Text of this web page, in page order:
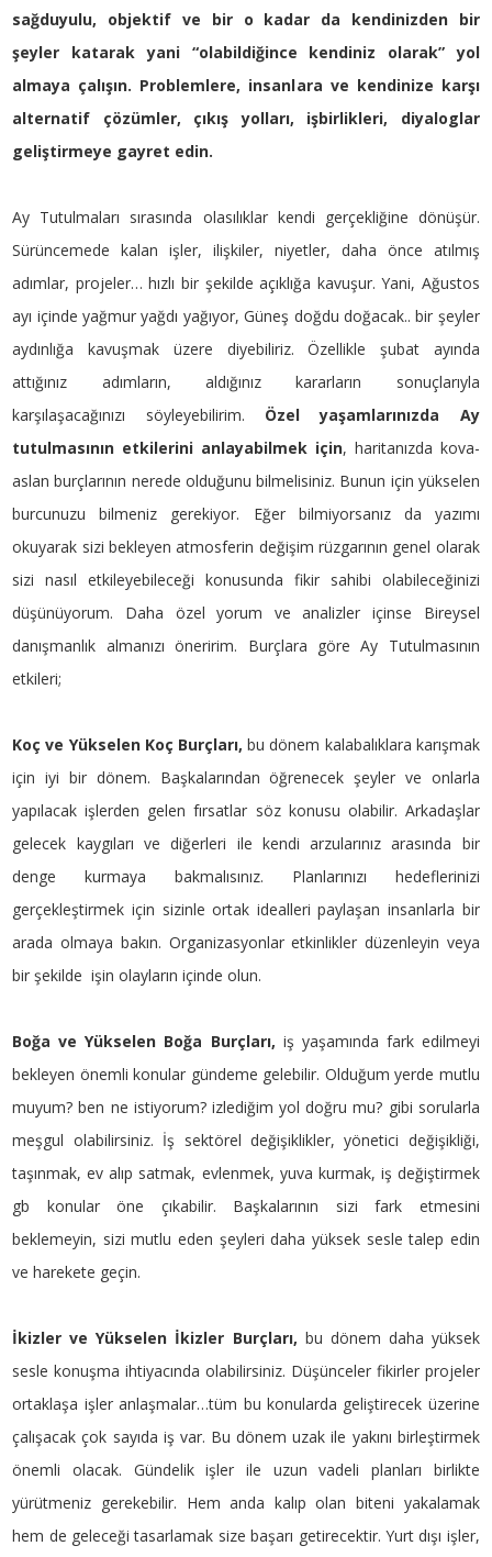
sağduyulu, objektif ve bir o kadar da kendinizden bir
şeyler katarak yani “olabildiğince kendiniz olarak” yol
almaya çalışın. Problemlere, insanlara ve kendinize karşı
alternatif çözümler, çıkış yolları, işbirlikleri, diyaloglar
geliştirmeye gayret edin.
Ay Tutulmaları sırasında olasılıklar kendi gerçekliğine dönüşür.
Sürüncemede kalan işler, ilişkiler, niyetler, daha önce atılmış
adımlar, projeler… hızlı bir şekilde açıklığa kavuşur. Yani, Ağustos
ayı içinde yağmur yağdı yağıyor, Güneş doğdu doğacak.. bir şeyler
aydınlığa kavuşmak üzere diyebiliriz. Özellikle şubat ayında
attığınız adımların, aldığınız kararların sonuçlarıyla
karşılaşacağınızı söyleyebilirim. Özel yaşamlarınızda Ay
tutulmasının etkilerini anlayabilmek için, haritanızda kova-
aslan burçlarının nerede olduğunu bilmelisiniz. Bunun için yükselen
burcunuzu bilmeniz gerekiyor. Eğer bilmiyorsanız da yazımı
okuyarak sizi bekleyen atmosferin değişim rüzgarının genel olarak
sizi nasıl etkileyebileceği konusunda fikir sahibi olabileceğinizi
düşünüyorum. Daha özel yorum ve analizler içinse Bireysel
danışmanlık almanızı öneririm. Burçlara göre Ay Tutulmasının
etkileri;
Koç ve Yükselen Koç Burçları, bu dönem kalabalıklara karışmak
için iyi bir dönem. Başkalarından öğrenecek şeyler ve onlarla
yapılacak işlerden gelen fırsatlar söz konusu olabilir. Arkadaşlar
gelecek kaygıları ve diğerleri ile kendi arzularınız arasında bir
denge kurmaya bakmalısınız. Planlarınızı hedeflerinizi
gerçekleştirmek için sizinle ortak idealleri paylaşan insanlarla bir
arada olmaya bakın. Organizasyonlar etkinlikler düzenleyin veya
bir şekilde işin olayların içinde olun.
Boğa ve Yükselen Boğa Burçları, iş yaşamında fark edilmeyi
bekleyen önemli konular gündeme gelebilir. Olduğum yerde mutlu
muyum? ben ne istiyorum? izlediğim yol doğru mu? gibi sorularla
meşgul olabilirsiniz. İş sektörel değişiklikler, yönetici değişikliği,
taşınmak, ev alıp satmak, evlenmek, yuva kurmak, iş değiştirmek
gb konular öne çıkabilir. Başkalarının sizi fark etmesini
beklemeyin, sizi mutlu eden şeyleri daha yüksek sesle talep edin
ve harekete geçin.
İkizler ve Yükselen İkizler Burçları, bu dönem daha yüksek
sesle konuşma ihtiyacında olabilirsiniz. Düşünceler fikirler projeler
ortaklaşa işler anlaşmalar…tüm bu konularda geliştirecek üzerine
çalışacak çok sayıda iş var. Bu dönem uzak ile yakını birleştirmek
önemli olacak. Gündelik işler ile uzun vadeli planları birlikte
yürütmeniz gerekebilir. Hem anda kalıp olan biteni yakalamak
hem de geleceği tasarlamak size başarı getirecektir. Yurt dışı işler,